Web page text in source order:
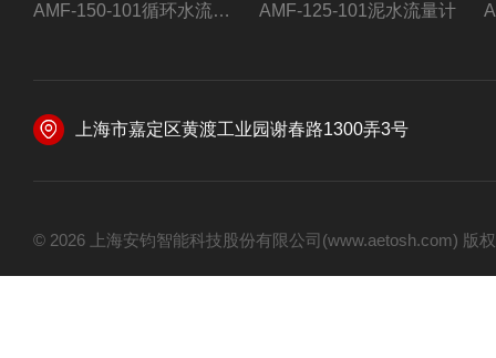
AMF-150-101循环水流量计,电磁流量计 AMF-125-101泥水流量计
上海市嘉定区黄渡工业园谢春路1300弄3号
© 2026 上海安钧智能科技股份有限公司(www.aetosh.com)